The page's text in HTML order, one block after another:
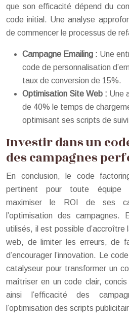
que son efficacité dépend du
code initial. Une analyse
de commencer le processus de
Campagne Emailing : Une
code de personnalisation
taux de conversion de 15%.
Optimisation Site Web : Une
de 40% le temps de
optimisant ses scripts de
Investir dans un
des campagnes
En conclusion, le code
pertinent pour toute équipe
maximiser le ROI de ses
l’optimisation des campagnes.
utilisés, il est possible d’accroître
web, de limiter les erreurs, de
d’encourager l’innovation. Le
catalyseur pour transformer un
maîtriser en un code clair,
ainsi l’efficacité des
l’optimisation des scripts